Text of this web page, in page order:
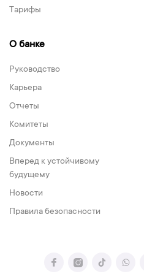
Тарифы
О банке
Руководство
Карьера
Отчеты
Комитеты
Документы
Вперед к устойчивому
будущему
Новости
Правила безопасности